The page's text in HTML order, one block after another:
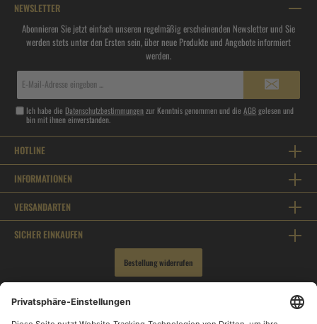
NEWSLETTER
Abonnieren Sie jetzt einfach unseren regelmäßig erscheinenden Newsletter und Sie
werden stets unter den Ersten sein, über neue Produkte und Angebote informiert
werden.
Ich habe die Datenschutzbestimmungenzur Kenntnis genommen und dieAGBgelesen und
bin mit ihnen einverstanden.
HOTLINE
INFORMATIONEN
VERSANDARTEN
SICHER EINKAUFEN
Bestellung widerrufen